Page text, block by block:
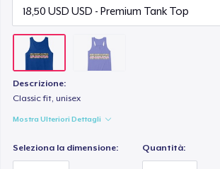
Descrizione:
Classic fit, unisex
Mostra Ulteriori Dettagli
Seleziona la dimensione: Quantità: